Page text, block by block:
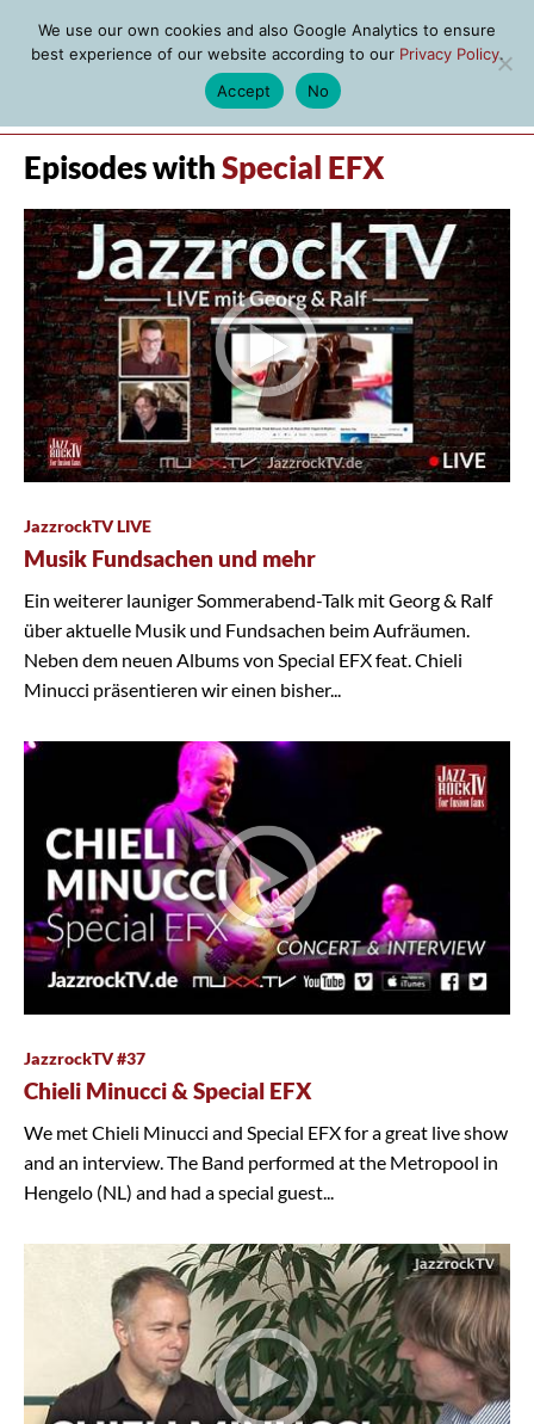
Episodes with Special EFX
JazzrockTV LIVE
Musik Fundsachen und mehr
Ein weiterer launiger Sommerabend-Talk mit Georg & Ralf
über aktuelle Musik und Fundsachen beim Aufräumen.
Neben dem neuen Albums von Special EFX feat. Chieli
Minucci präsentieren wir einen bisher...
JazzrockTV #37
Chieli Minucci & Special EFX
We met Chieli Minucci and Special EFX for a great live show
and an interview. The Band performed at the Metropool in
Hengelo (NL) and had a special guest...
We use our own cookies and also Google Analytics to ensure
best experience of our website according to our Privacy Policy.
Accept
No